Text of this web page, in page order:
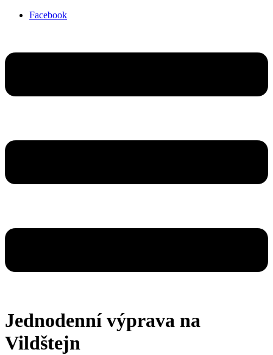
Facebook
Jednodenní výprava na
Vildštejn